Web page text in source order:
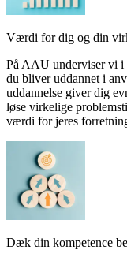
Værdi for dig og din
På AAU underviser vi i
du bliver uddannet i
uddannelse giver dig
løse virkelige
værdi for jeres
Dæk din kompetence